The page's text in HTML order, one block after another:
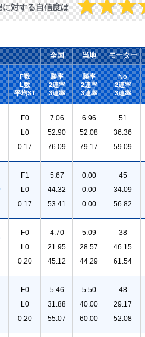
対する自信度は
全国 当地 モーター
F数
L数
平均ST
勝率
2連率
3連率
勝率
2連率
3連率
No
2連率
3連率
F0
L0
0.17
7.06
52.90
76.09
6.96
52.08
79.17
51
36.36
59.09
F1
L0
0.17
5.67
44.32
53.41
0.00
0.00
0.00
45
34.09
56.82
F0
L0
0.20
4.70
21.95
45.12
5.09
28.57
44.29
38
46.15
61.54
F0
L0
0.20
5.46
31.88
55.07
5.50
40.00
60.00
48
29.17
52.08